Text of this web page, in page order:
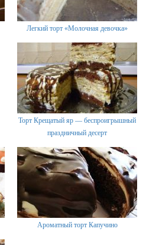
Легкий торт «Молочная девочка»
Торт Крещатый яр — беспроигрышный
праздничный десерт
Ароматный торт Капучино